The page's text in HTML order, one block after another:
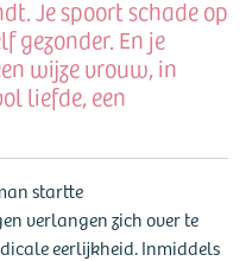
Je spoort schade op
gezonder. En je
wijze vrouw, in
liefde, een
startte
verlangen zich over te
eerlijkheid. Inmiddels